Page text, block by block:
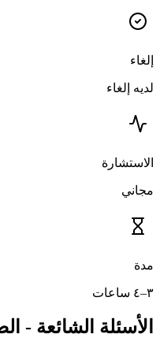
إلغاء
لديه إلغاء
الاستشارة
مجاني
مدة
٣–٤ ساعات
الأسئلة الشائعة -